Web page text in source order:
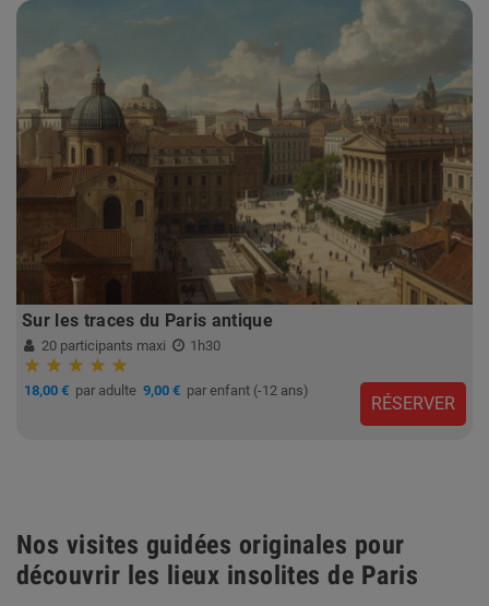
Sur les traces du Paris antique
20 participants maxi 1h30
18,00 € par adulte 9,00 € par enfant (-12 ans)
RÉSERVER
Nos visites guidées originales pour
découvrir les lieux insolites de Paris